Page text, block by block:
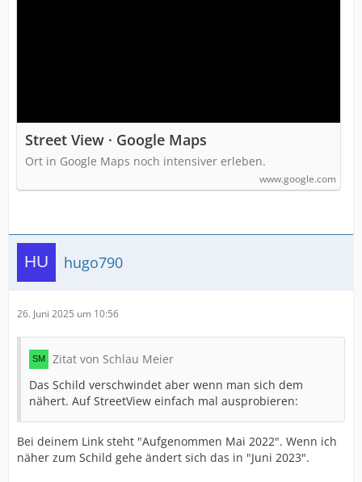
Street View · Google Maps
Ort in Google Maps noch intensiver erleben.
www.google.com
hugo790
26. Juni 2025 um 10:56
Zitat von Schlau Meier
Das Schild verschwindet aber wenn man sich dem
nähert. Auf StreetView einfach mal ausprobieren:
Bei deinem Link steht "Aufgenommen Mai 2022". Wenn ich
näher zum Schild gehe ändert sich das in "Juni 2023".